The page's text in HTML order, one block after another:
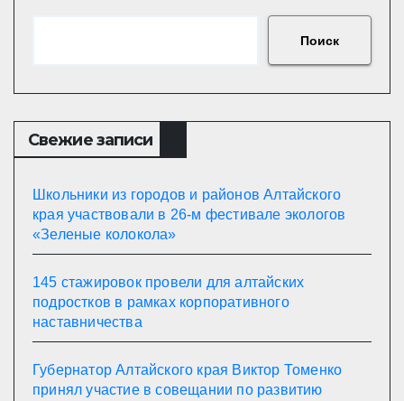
Поиск
Свежие записи
Школьники из городов и районов Алтайского
края участвовали в 26-м фестивале экологов
«Зеленые колокола»
145 стажировок провели для алтайских
подростков в рамках корпоративного
наставничества
Губернатор Алтайского края Виктор Томенко
принял участие в совещании по развитию